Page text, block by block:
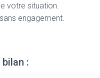
votre situation.
engagement.
: